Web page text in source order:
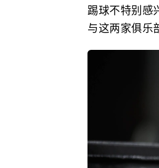
踢球不特别感
与这两家俱乐